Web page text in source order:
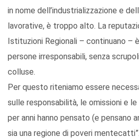
in nome dell’industrializzazione e
lavorative, è troppo alto. La
Istituzioni Regionali – continuano –
persone irresponsabili, senza
colluse.
Per questo riteniamo essere
sulle responsabilità, le omissioni e
per anni hanno pensato (e pensano
sia una regione di poveri mentecatti”.